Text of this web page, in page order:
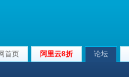
首页 阿里云8折 论坛